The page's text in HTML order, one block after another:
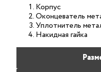
Корпус
Оконцеватель
Уплотнитель
Накидная гайка